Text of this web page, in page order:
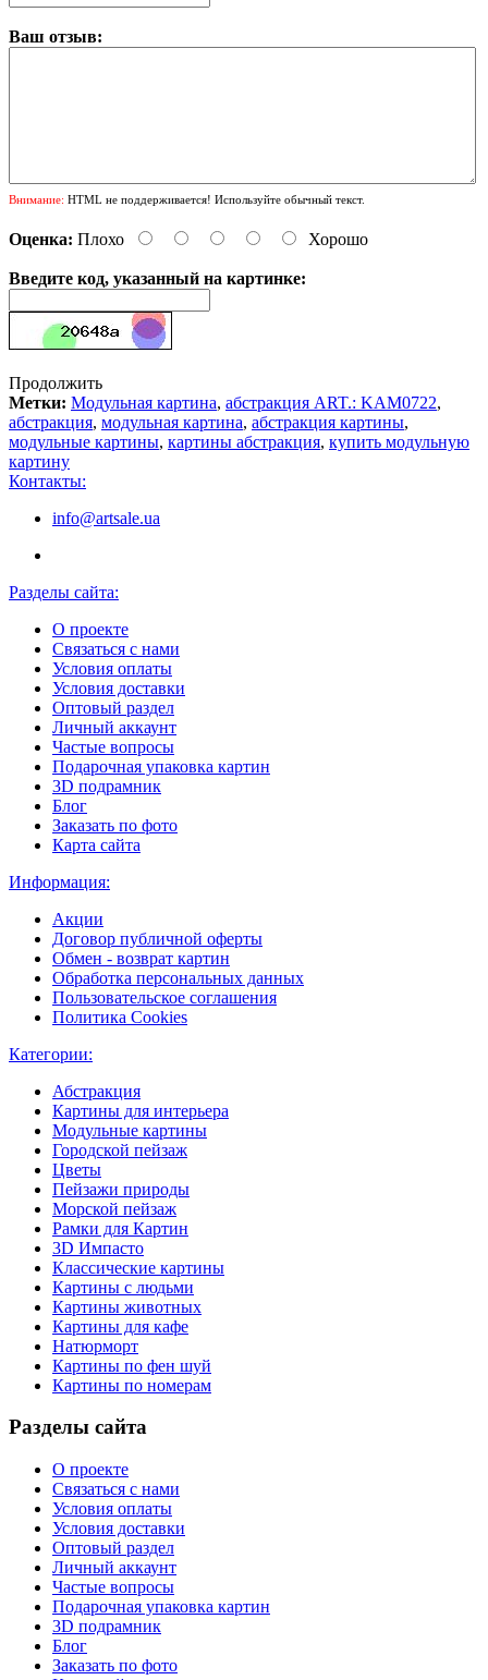
Ваш отзыв:
Внимание: HTML не поддерживается! Используйте обычный текст.
Оценка: Плохо Хорошо
Введите код, указанный на картинке:
Продолжить
Метки: Модульная картина, абстракция ART.: KAM0722,
абстракция, модульная картина, абстракция картины,
модульные картины, картины абстракция, купить модульную
картину
Контакты:
info@artsale.ua
Разделы сайта:
О проекте
Связаться с нами
Условия оплаты
Условия доставки
Оптовый раздел
Личный аккаунт
Частые вопросы
Подарочная упаковка картин
3D подрамник
Блог
Заказать по фото
Карта сайта
Информация:
Акции
Договор публичной оферты
Обмен - возврат картин
Обработка персональных данных
Пользовательское соглашения
Политика Cookies
Категории:
Абстракция
Картины для интерьера
Модульные картины
Городской пейзаж
Цветы
Пейзажи природы
Морской пейзаж
Рамки для Картин
3D Импасто
Классические картины
Картины с людьми
Картины животных
Картины для кафе
Натюрморт
Картины по фен шуй
Картины по номерам
Разделы сайта
О проекте
Связаться с нами
Условия оплаты
Условия доставки
Оптовый раздел
Личный аккаунт
Частые вопросы
Подарочная упаковка картин
3D подрамник
Блог
Заказать по фото